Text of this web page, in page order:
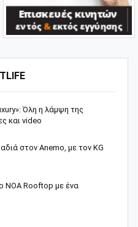
Όλη η λάμψη της
και video
στον Anemo, με τον KG
NOA Rooftop με ένα